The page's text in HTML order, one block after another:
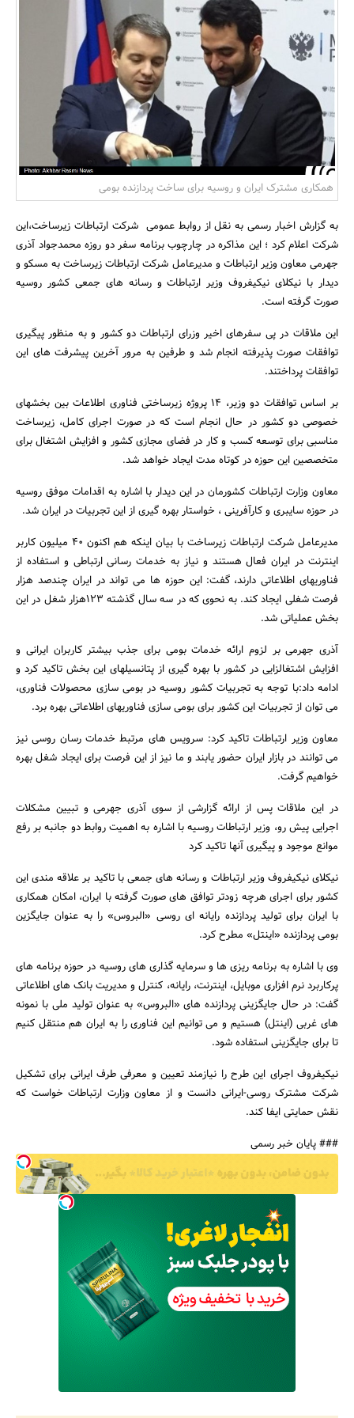
بانک، بیمه و سرمایه
مسکن و ساختمان
جستجو
همکاری مشترک ایران و روسیه برای ساخت پردازنده بومی
به گزارش اخبار رسمی به نقل از روابط عمومی شرکت ارتباطات زیرساخت،این
شرکت اعلام کرد ؛ این مذاکره در چارچوب برنامه سفر دو روزه محمدجواد آذری
جهرمی معاون وزیر ارتباطات و مدیرعامل شرکت ارتباطات زیرساخت به مسکو و
دیدار با نیکلای نیکیفروف وزیر ارتباطات و رسانه های جمعی کشور روسیه
صورت گرفته است.
این ملاقات در پی سفرهای اخیر وزرای ارتباطات دو کشور و به منظور پیگیری
توافقات صورت پذیرفته انجام شد و طرفین به مرور آخرین پیشرفت های این
توافقات پرداختند.
بر اساس توافقات دو وزیر، ۱۴ پروژه زیرساختی فناوری اطلاعات بین بخشهای
خصوصی دو کشور در حال انجام است که در صورت اجرای کامل، زیرساخت
مناسبی برای توسعه کسب و کار در فضای مجازی کشور و افزایش اشتغال برای
متخصصین این حوزه در کوتاه مدت ایجاد خواهد شد.
معاون وزارت ارتباطات کشورمان در این دیدار با اشاره به اقدامات موفق روسیه
در حوزه سایبری و کارآفرینی ، خواستار بهره گیری از این تجربیات در ایران شد.
مدیرعامل شرکت ارتباطات زیرساخت با بیان اینکه هم اکنون ۴۰ میلیون کاربر
اینترنت در ایران فعال هستند و نیاز به خدمات رسانی ارتباطی و استفاده از
فناوریهای اطلاعاتی دارند، گفت: این حوزه ها می تواند در ایران چندصد هزار
فرصت شغلی ایجاد کند. به نحوی که در سه سال گذشته ۱۲۳هزار شغل در این
بخش عملیاتی شد.
آذری جهرمی بر لزوم ارائه خدمات بومی برای جذب بیشتر کاربران ایرانی و
افزایش اشتغالزایی در کشور با بهره گیری از پتانسیلهای این بخش تاکید کرد و
ادامه داد:با توجه به تجربیات کشور روسیه در بومی سازی محصولات فناوری،
می توان از تجربیات این کشور برای بومی سازی فناوریهای اطلاعاتی بهره برد.
معاون وزیر ارتباطات تاکید کرد: سرویس های مرتبط خدمات رسان روسی نیز
می توانند در بازار ایران حضور یابند و ما نیز از این فرصت برای ایجاد شغل بهره
خواهیم گرفت.
در این ملاقات پس از ارائه گزارشی از سوی آذری جهرمی و تبیین مشکلات
اجرایی پیش رو، وزیر ارتباطات روسیه با اشاره به اهمیت روابط دو جانبه بر رفع
موانع موجود و پیگیری آنها تاکید کرد
نیکلای نیکیفروف وزیر ارتباطات و رسانه های جمعی با تاکید بر علاقه مندی این
کشور برای اجرای هرچه زودتر توافق های صورت گرفته با ایران، امکان همکاری
با ایران برای تولید پردازنده رایانه ای روسی «البروس» را به عنوان جایگزین
بومی پردازنده «اینتل» مطرح کرد.
وی با اشاره به برنامه ریزی ها و سرمایه گذاری های روسیه در حوزه برنامه های
پرکاربرد نرم افزاری موبایل، اینترنت، رایانه، کنترل و مدیریت بانک های اطلاعاتی
گفت: در حال جایگزینی پردازنده های «البروس» به عنوان تولید ملی با نمونه
های غربی (اینتل) هستیم و می توانیم این فناوری را به ایران هم منتقل کنیم
تا برای جایگزینی استفاده شود.
نیکیفروف اجرای این طرح را نیازمند تعیین و معرفی طرف ایرانی برای تشکیل
شرکت مشترک روسی-ایرانی دانست و از معاون وزارت ارتباطات خواست که
نقش حمایتی ایفا کند.
### پایان خبر رسمی